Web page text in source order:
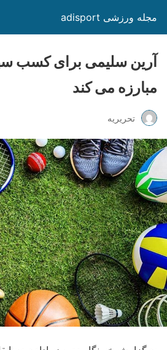
مجله ورزشی adisport
آرین سلیمی برای کسب
مبارزه می کند
تحریریه